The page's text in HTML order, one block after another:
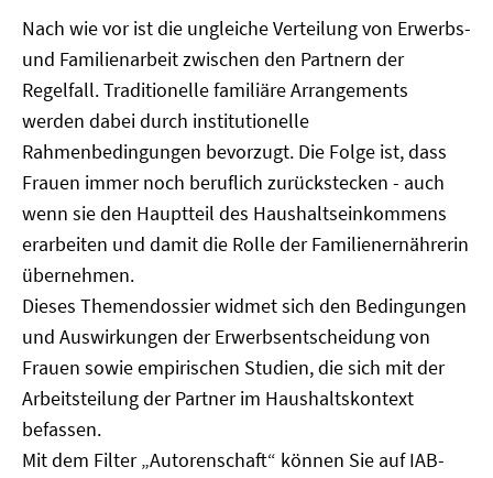
Nach wie vor ist die ungleiche Verteilung von Erwerbs-
und Familienarbeit zwischen den Partnern der
Regelfall. Traditionelle familiäre Arrangements
werden dabei durch institutionelle
Rahmenbedingungen bevorzugt. Die Folge ist, dass
Frauen immer noch beruflich zurückstecken - auch
wenn sie den Hauptteil des Haushaltseinkommens
erarbeiten und damit die Rolle der Familienernährerin
übernehmen.
Dieses Themendossier widmet sich den Bedingungen
und Auswirkungen der Erwerbsentscheidung von
Frauen sowie empirischen Studien, die sich mit der
Arbeitsteilung der Partner im Haushaltskontext
befassen.
Mit dem Filter „Autorenschaft“ können Sie auf IAB-